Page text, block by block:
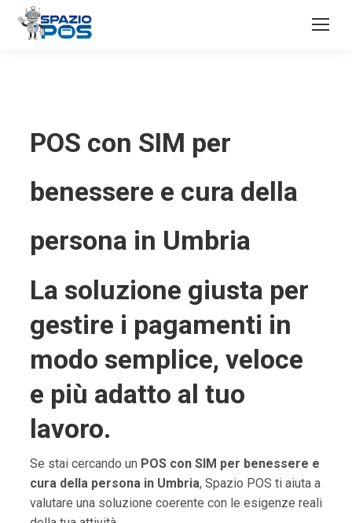
POS con SIM per
benessere e cura della
persona in Umbria
La soluzione giusta per
gestire i pagamenti in
modo semplice, veloce
e più adatto al tuo
lavoro.
Se stai cercando un POS con SIM per benessere e
cura della persona in Umbria, Spazio POS ti aiuta a
valutare una soluzione coerente con le esigenze reali